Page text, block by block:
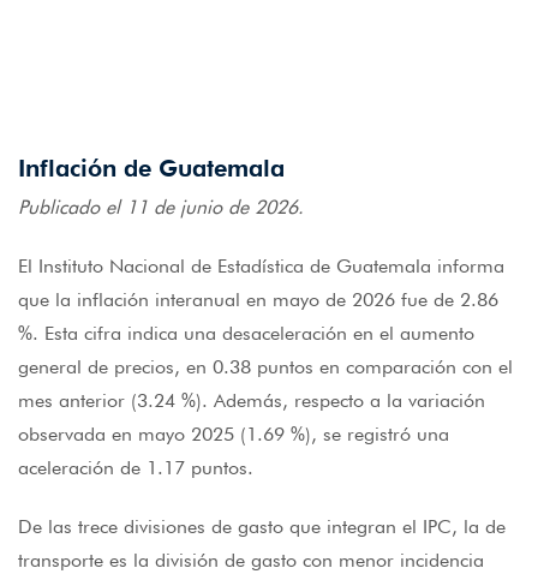
Inflación de Guatemala
Publicado el 11 de junio de 2026.
El Instituto Nacional de Estadística de Guatemala informa
que la inflación interanual en mayo de 2026 fue de 2.86
%. Esta cifra indica una desaceleración en el aumento
general de precios, en 0.38 puntos en comparación con el
mes anterior (3.24 %). Además, respecto a la variación
observada en mayo 2025 (1.69 %), se registró una
aceleración de 1.17 puntos.
De las trece divisiones de gasto que integran el IPC, la de
transporte es la división de gasto con menor incidencia